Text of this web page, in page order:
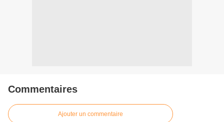
Commentaires
Ajouter un commentaire